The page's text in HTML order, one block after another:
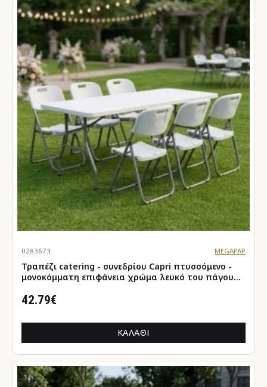
0283673 MEGAPAP
Τραπέζι catering - συνεδρίου Capri πτυσσόμενο -
μονοκόμματη επιφάνεια χρώμα λευκό του πάγου
42.79€
ΚΑΛΆΘΙ